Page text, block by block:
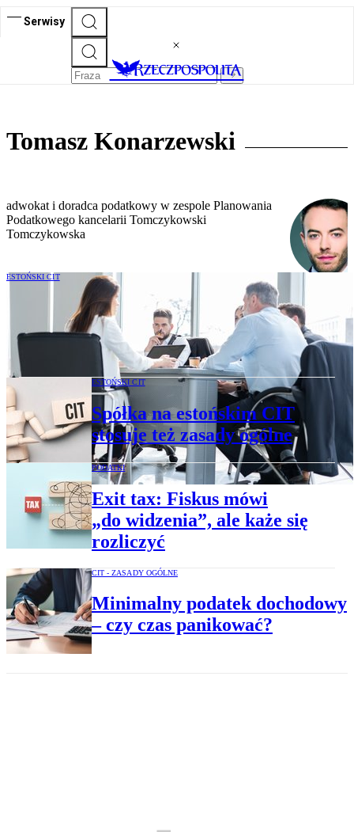
Serwisy
Tomasz Konarzewski
adwokat i doradca podatkowy w zespole Planowania
Podatkowego kancelarii Tomczykowski
Tomczykowska
ESTOŃSKI CIT
Spółka z o.o. czy komandytowa – która
lepiej chroni wspólników i pozwala
rozwijać biznes
ESTOŃSKI CIT
Spółka na estońskim CIT
stosuje też zasady ogólne
PODATKI
Exit tax: Fiskus mówi
„do widzenia”, ale każe się
rozliczyć
CIT - ZASADY OGÓLNE
Minimalny podatek dochodowy
– czy czas panikować?